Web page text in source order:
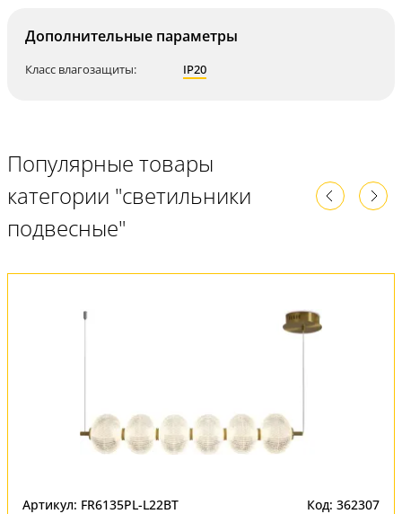
Дополнительные параметры
Класс влагозащиты: IP20
Популярные товары
категории "светильники
подвесные"
Артикул: FR6135PL-L22BT Код: 362307